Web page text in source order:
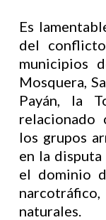
Es
del
municipios
Mosquera,
Payán, la
relacionado
los grupos
en la
el dominio
naturales.